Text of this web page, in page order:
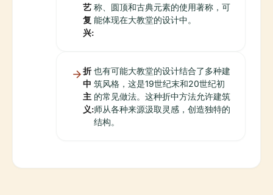
艺
复
兴:
称、圆顶和古典元素的使用著称，可
能体现在大教堂的设计中。
折
中
主
义:
也有可能大教堂的设计结合了多种建
筑风格，这是19世纪末和20世纪初
的常见做法。这种折中方法允许建筑
师从各种来源汲取灵感，创造独特的
结构。